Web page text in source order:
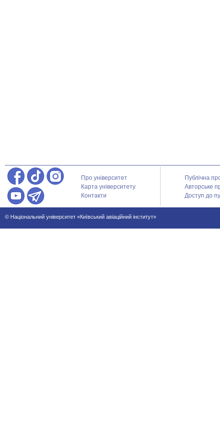
Про університет
Карта університету
Контакти
Публічна
Авторське
Доступ до
© Національний університет «Київський авіаційний інститут»